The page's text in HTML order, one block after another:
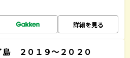
詳細を見る
２０１９～２０２０